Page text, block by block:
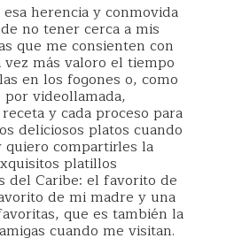
herencia y conmovida
no tener cerca a mis
que me consienten con
vez más valoro el tiempo
en los fogones o, como
por videollamada,
y cada proceso para
deliciosos platos cuando
quiero compartirles la
platillos
del Caribe: el favorito de
de mi madre y una
que es también la
cuando me visitan.